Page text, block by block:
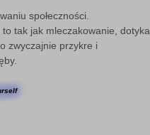
społeczności.
tak jak mleczakowanie, dotyka
zwyczajnie przykre i